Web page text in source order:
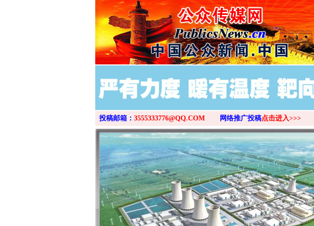
投稿邮箱： 3555333776@QQ.COM 网络推广投稿点击进入>>>